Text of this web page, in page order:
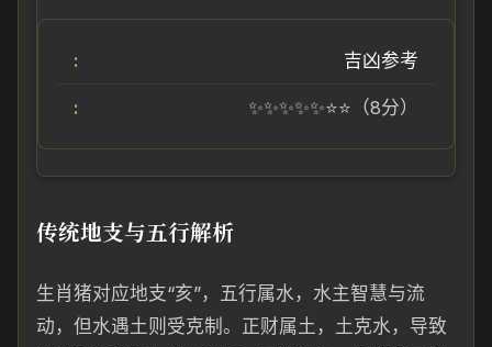
吉凶参考
✨✨✨✨✨⭐⭐（8分）
传统地支与五行解析
生肖猪对应地支“亥”，五行属水，水主智慧与流
动，但水遇土则受克制。正财属土，土克水，导致